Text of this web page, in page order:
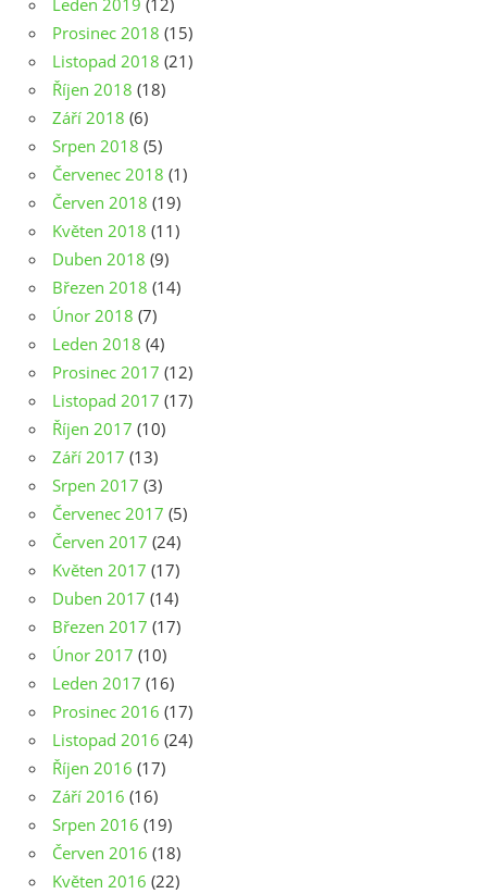
Leden 2019 (12)
Prosinec 2018 (15)
Listopad 2018 (21)
Říjen 2018 (18)
Září 2018 (6)
Srpen 2018 (5)
Červenec 2018 (1)
Červen 2018 (19)
Květen 2018 (11)
Duben 2018 (9)
Březen 2018 (14)
Únor 2018 (7)
Leden 2018 (4)
Prosinec 2017 (12)
Listopad 2017 (17)
Říjen 2017 (10)
Září 2017 (13)
Srpen 2017 (3)
Červenec 2017 (5)
Červen 2017 (24)
Květen 2017 (17)
Duben 2017 (14)
Březen 2017 (17)
Únor 2017 (10)
Leden 2017 (16)
Prosinec 2016 (17)
Listopad 2016 (24)
Říjen 2016 (17)
Září 2016 (16)
Srpen 2016 (19)
Červen 2016 (18)
Květen 2016 (22)